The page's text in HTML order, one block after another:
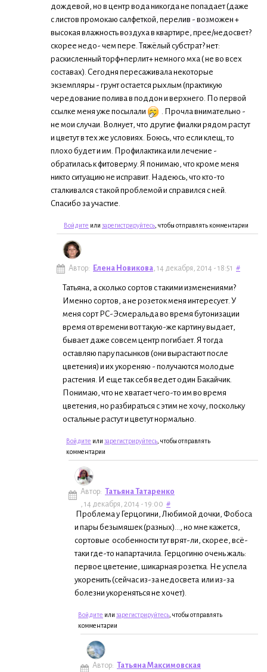
дождевой, но в центр вода никогда не попадает (даже
с листов промокаю салфеткой, перелив - возможен +
высокая влажность воздуха в квартире, прее/недосвет?
скорее недо- чем пере. Тяжёлый субстрат? нет:
раскисленный торф+перлит+ немного мха ( не во всех
составах). Сегодня пересаживала некоторые
экземпляры - грунт остается рыхлым (практикую
чередование полива в поддон и верхнего. По первой
ссылке меня уже посылали
. Прочла внимательно -
не мои случаи. Волнует, что другие фиалки рядом растут
и цветут в тех же условиях. Боюсь, что если клещ, то
плохо будет и им. Профилактика или лечение -
обратилась к фитоверму. Я понимаю, что кроме меня
никто ситуацию не исправит. Надеюсь, что кто-то
сталкивался с такой проблемой и справился с ней.
Спасибо за участие.
Войдите или зарегистрируйтесь , чтобы отправлять комментарии
Автор: Елена Новикова, 14 декабря, 2014 - 18:51 #
Татьяна, а сколько сортов с такими изменениями?
Именно сортов, а не розеток меня интересует. У
меня сорт РС-Эсмеральда во время бутонизации
время от времени вот такую-же картину выдает,
бывает даже совсем центр погибает. Я тогда
оставляю пару пасынков (они вырастают после
цветения) и их укореняю - получаются молодые
растения. И еще так себя ведет один Бакайчик.
Понимаю, что не хватает чего-то им во время
цветения, но разбираться с этим не хочу, поскольку
остальные растут и цветут нормально.
Войдите или зарегистрируйтесь , чтобы отправлять
комментарии
Автор: Татьяна Татаренко
, 14 декабря, 2014 - 19:00 #
Проблема у Герцогини, Любимой дочки, Фобоса
и пары безымяшек (разных)..., но мне кажется,
сортовые особенности тут врят-ли, скорее, всё-
таки где-то напартачила. Герцогиню очень жаль:
первое цветение, шикарная розетка. Не успела
укоренить (сейчас из-за недосвета или из-за
болезни укореняться не хочет).
Войдите или зарегистрируйтесь , чтобы отправлять
комментарии
Автор: Татьяна Максимовская